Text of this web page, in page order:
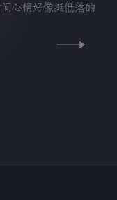
心情好像挺低落的